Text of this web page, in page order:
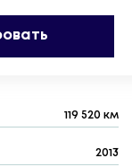
119 520 км
2013